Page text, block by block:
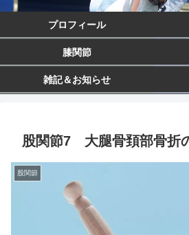
プロフィール
膝関節
雑記＆お知らせ
股関節7 大腿骨頚部骨折
股関節